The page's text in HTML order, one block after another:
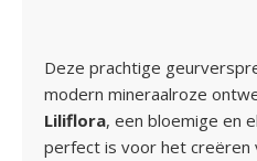
Deze prachtige
modern mineraalroze
Liliflora, een bloemige en
perfect is voor het creëren